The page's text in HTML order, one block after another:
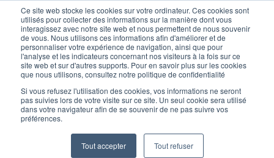
Ce site web stocke les cookies sur votre ordinateur. Ces cookies sont
utilisés pour collecter des informations sur la manière dont vous
interagissez avec notre site web et nous permettent de nous souvenir
de vous. Nous utilisons ces informations afin d'améliorer et de
personnaliser votre expérience de navigation, ainsi que pour
l'analyse et les indicateurs concernant nos visiteurs à la fois sur ce
site web et sur d'autres supports. Pour en savoir plus sur les cookies
que nous utilisons, consultez notre politique de confidentialité
Si vous refusez l'utilisation des cookies, vos informations ne seront
pas suivies lors de votre visite sur ce site. Un seul cookie sera utilisé
dans votre navigateur afin de se souvenir de ne pas suivre vos
préférences.
Tout accepter Tout refuser
L’IMMOBILIER
D’INVESTISSEMENT ENTRE
DANS UNE NOUVELLE ÈRE
Rejoignez le premier club privé d'investissement